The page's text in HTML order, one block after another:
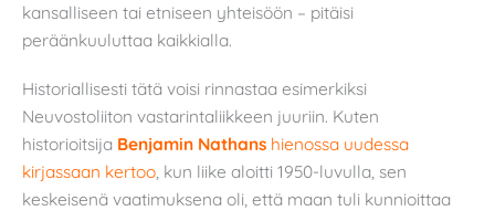
kansalliseen tai etniseen yhteisöön – pitäisi
peräänkuuluttaa kaikkialla.
Historiallisesti tätä voisi rinnastaa esimerkiksi
Neuvostoliiton vastarintaliikkeen juuriin. Kuten
historioitsija Benjamin Nathans hienossa uudessa
kirjassaan kertoo , kun liike aloitti 1950-luvulla, sen
keskeisenä vaatimuksena oli, että maan tuli kunnioittaa